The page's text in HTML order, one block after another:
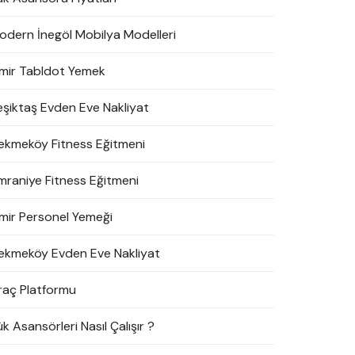
İnegöl Mobilya Modelleri
Tabldot Yemek
Evden Eve Nakliyat
Fitness Eğitmeni
Fitness Eğitmeni
Personel Yemeği
Evden Eve Nakliyat
Platformu
Asansörleri Nasıl Çalışır ?